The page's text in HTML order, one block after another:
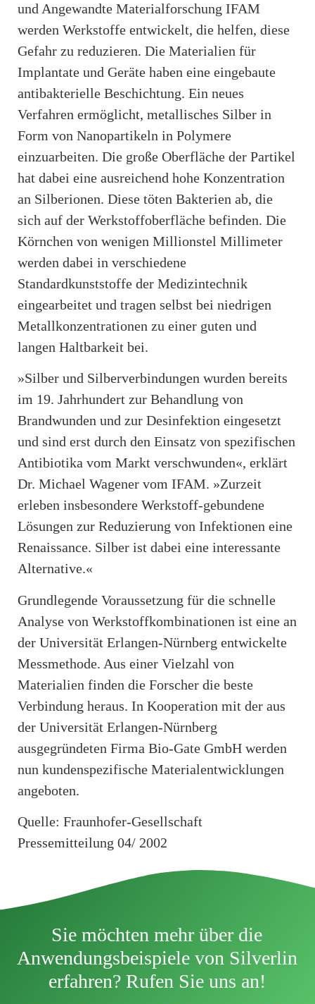
und Angewandte Materialforschung IFAM
werden Werkstoffe entwickelt, die helfen, diese
Gefahr zu reduzieren. Die Materialien für
Implantate und Geräte haben eine eingebaute
antibakterielle Beschichtung. Ein neues
Verfahren ermöglicht, metallisches Silber in
Form von Nanopartikeln in Polymere
einzuarbeiten. Die große Oberfläche der Partikel
hat dabei eine ausreichend hohe Konzentration
an Silberionen. Diese töten Bakterien ab, die
sich auf der Werkstoffoberfläche befinden. Die
Körnchen von wenigen Millionstel Millimeter
werden dabei in verschiedene
Standardkunststoffe der Medizintechnik
eingearbeitet und tragen selbst bei niedrigen
Metallkonzentrationen zu einer guten und
langen Haltbarkeit bei.
»Silber und Silberverbindungen wurden bereits
im 19. Jahrhundert zur Behandlung von
Brandwunden und zur Desinfektion eingesetzt
und sind erst durch den Einsatz von spezifischen
Antibiotika vom Markt verschwunden«, erklärt
Dr. Michael Wagener vom IFAM. »Zurzeit
erleben insbesondere Werkstoff-gebundene
Lösungen zur Reduzierung von Infektionen eine
Renaissance. Silber ist dabei eine interessante
Alternative.«
Grundlegende Voraussetzung für die schnelle
Analyse von Werkstoffkombinationen ist eine an
der Universität Erlangen-Nürnberg entwickelte
Messmethode. Aus einer Vielzahl von
Materialien finden die Forscher die beste
Verbindung heraus. In Kooperation mit der aus
der Universität Erlangen-Nürnberg
ausgegründeten Firma Bio-Gate GmbH werden
nun kundenspezifische Materialentwicklungen
angeboten.
Quelle: Fraunhofer-Gesellschaft
Pressemitteilung 04/ 2002
Sie möchten mehr über die
Anwendungsbeispiele von Silverlin
erfahren? Rufen Sie uns an!